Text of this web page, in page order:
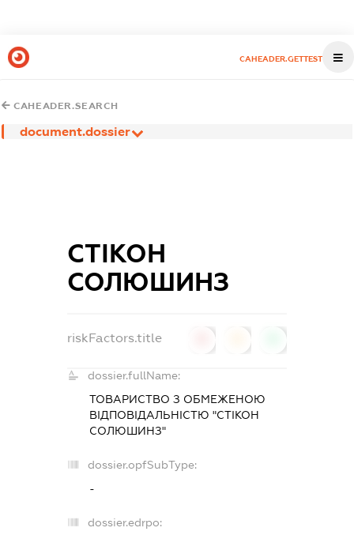
CAHEADER.GETTEST
CAHEADER.SEARCH
document.dossier
СТІКОН
СОЛЮШИНЗ
riskFactors.title
dossier.fullName:
ТОВАРИСТВО З ОБМЕЖЕНОЮ
ВІДПОВІДАЛЬНІСТЮ "СТІКОН
СОЛЮШИНЗ"
dossier.opfSubType:
-
dossier.edrpo: